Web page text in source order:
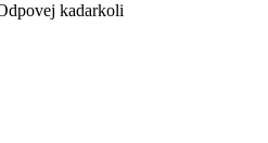
kadarkoli